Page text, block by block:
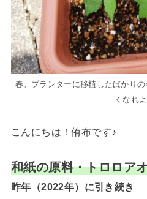
春。プランターに移植したばかり
くなれ
こんにちは！侑布です♪
和紙の原料・トロロア
昨年（2022年）に引き続き